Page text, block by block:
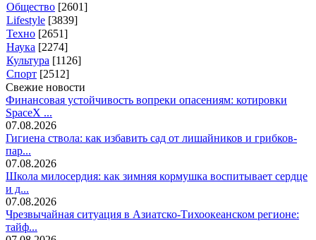
Общество [2601]
Lifestyle [3839]
Техно [2651]
Наука [2274]
Культура [1126]
Спорт [2512]
Свежие новости
Финансовая устойчивость вопреки опасениям: котировки
SpaceX ...
07.08.2026
Гигиена ствола: как избавить сад от лишайников и грибков-
пар...
07.08.2026
Школа милосердия: как зимняя кормушка воспитывает сердце
и д...
07.08.2026
Чрезвычайная ситуация в Азиатско-Тихоокеанском регионе:
тайф...